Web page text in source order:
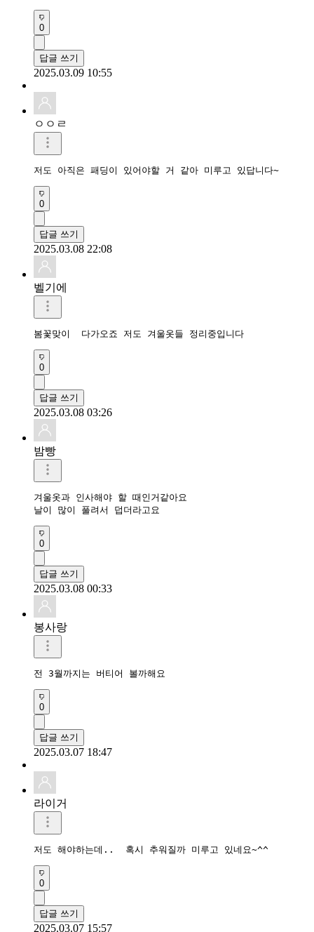
0
답글 쓰기
2025.03.09 10:55
ㅇㅇㄹ
저도 아직은 패딩이 있어야할 거 같아 미루고 있답니다~
0
답글 쓰기
2025.03.08 22:08
벨기에
봄꽃맞이  다가오죠 저도 겨울옷들 정리중입니다
0
답글 쓰기
2025.03.08 03:26
밤빵
겨울옷과 인사해야 할 때인거같아요
날이 많이 풀려서 덥더라고요
0
답글 쓰기
2025.03.08 00:33
봉사랑
전 3월까지는 버티어 볼까해요
0
답글 쓰기
2025.03.07 18:47
라이거
저도 해야하는데..  혹시 추워질까 미루고 있네요~^^
0
답글 쓰기
2025.03.07 15:57